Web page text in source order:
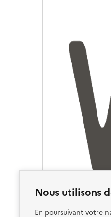
Nous utilisons
En poursuivant votre